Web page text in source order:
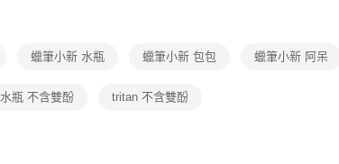
用戶於交易時，得透過本服務購買商品或服務，並由
2.基於同意付款使用「大哥付你分期」之契約關係目
※ 請注意：結帳手續完成當下不需立刻繳費，但若您
絡購買商品的店家。未經商家同意取消之訂單仍視為
※ 交易是否成功請以「AFTEE先享後付 」之結帳頁
7-11取貨付款
▎餐廚用品
蠟筆小新 水瓶 蠟筆小新 包包 蠟筆小新 阿呆
水瓶 不含雙酚 tritan 不含雙酚